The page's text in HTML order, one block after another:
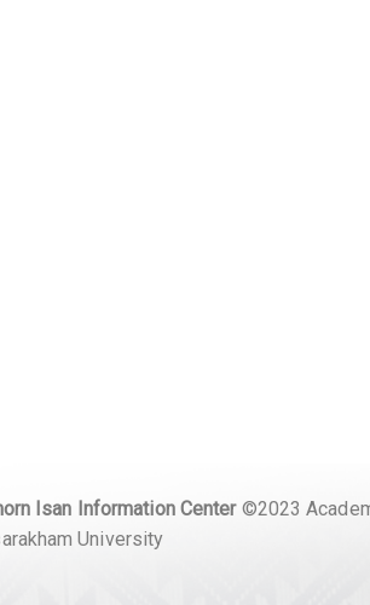
Isan Information Center©2023
University